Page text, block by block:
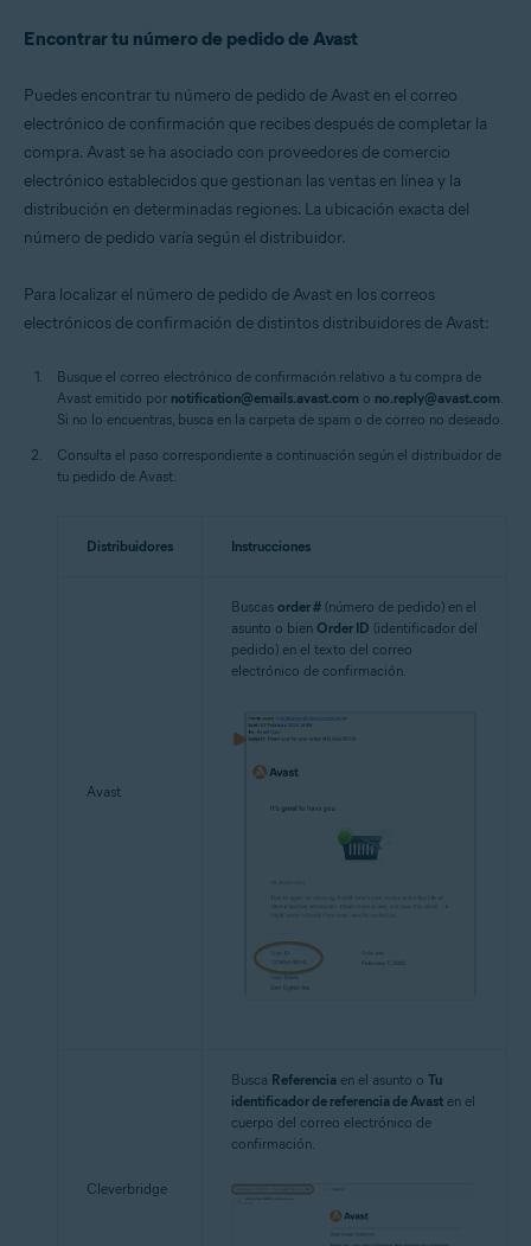
Encontrar tu número de pedido de Avast
Puedes encontrar tu número de pedido de Avast en el correo
electrónico de confirmación que recibes después de completar la
compra. Avast se ha asociado con proveedores de comercio
electrónico establecidos que gestionan las ventas en línea y la
distribución en determinadas regiones. La ubicación exacta del
número de pedido varía según el distribuidor.
Para localizar el número de pedido de Avast en los correos
electrónicos de confirmación de distintos distribuidores de Avast:
Busque el correo electrónico de confirmación relativo a tu compra de
Avast emitido por notification@emails.avast.com o no.reply@avast.com.
Si no lo encuentras, busca en la carpeta de spam o de correo no deseado.
Consulta el paso correspondiente a continuación según el distribuidor de
tu pedido de Avast:
Distribuidores Instrucciones
Avast
Buscas order # (número de pedido) en el
asunto o bien Order ID (identificador del
pedido) en el texto del correo
electrónico de confirmación.
Cleverbridge
Busca Referencia en el asunto o Tu
identificador de referencia de Avast en el
cuerpo del correo electrónico de
confirmación.